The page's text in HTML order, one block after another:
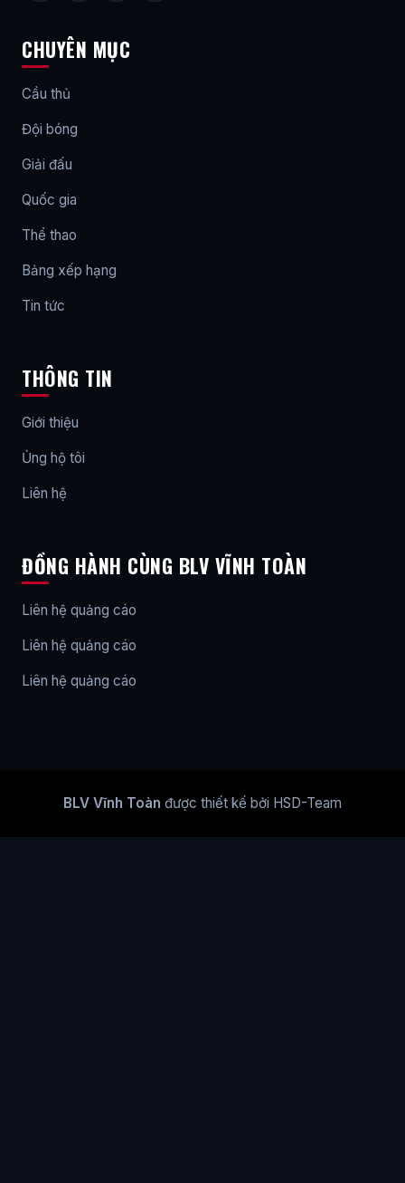
CHUYÊN MỤC
Cầu thủ
Đội bóng
Giải đấu
Quốc gia
Thể thao
Bảng xếp hạng
Tin tức
THÔNG TIN
Giới thiệu
Ủng hộ tôi
Liên hệ
ĐỒNG HÀNH CÙNG BLV VĨNH TOÀN
Liên hệ quảng cáo
Liên hệ quảng cáo
Liên hệ quảng cáo
BLV Vĩnh Toàn được thiết kế bởi HSD-Team